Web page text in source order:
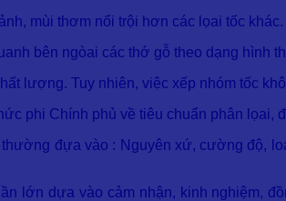
mùi thơm nổi trội hơn các lọai tốc khác.
bên ngòai các thớ gỗ theo dạng hình
lượng. Tuy nhiên, việc xếp nhóm tốc
phi Chính phủ về tiêu chuẩn phân lọai,
đựa vào : Nguyên xứ, cường độ,
lớn dựa vào cảm nhận, kinh nghiệm,